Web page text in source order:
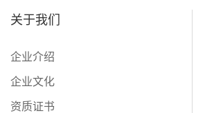
关于我们
企业介绍
企业文化
资质证书